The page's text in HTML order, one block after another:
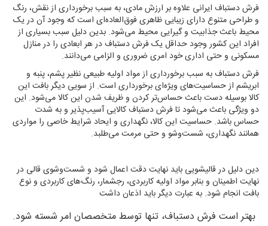
فرش دستباف ایرانی علاوه بر ارزش مادی، به سبب برخورداری از نقش، رنگ
و طراحی متنوع دارای زیبایی ظاهری فوق‌العاده‌ای است که وجود آن در یک
محیط باعث جذابیت و گیرایی محیط می‌شود. بدین دلیل سبب بسیاری از
افراد این کشور وجود حداقل یک فرش دستباف در هر ابعادی را در منازل
مسکونی و حتی اداری خود امری ضروری و الزامی می‌دانند.
فرش دستباف به سبب برخورداری از مواد اولیه طبیعی نظیر پشم، پنبه و
ابریشم از حساسیت‌های ویژه‌ای برخورداری است. از سویی دیگر بافت این
کالا بوسیله دست باعث حساس‌تر کردن و ظریف شدن این کالا می‌شود. این
دو ویژگی باعث می‌شود تا فرش دستباف کالایی آسیب‌پذیر و به شدت
حساس باشد. حساسیت این کالا، نگهداری و ایحاد شرایط خاصی را مواردی
همانند نگهداری، شست‌وشو و حتی مرمت می‌طلبد.
دین دلیل در قالیشویی باید نهایت دقت اعمال شود و شست‌وشوی قالی در
نهایت اطمینان و بنابر مواد اولیه کاربردی، رجشمار، رنگ‌های کاربردی و نوع
بافت انجام شود. به عبارت دیگر باید اذعان داشت
بهتر است فرش دستباف، تنها توسط متخصصان امر شسته شود.